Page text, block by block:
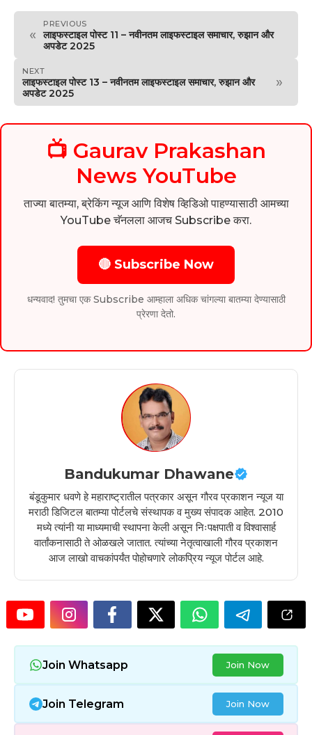
«
PREVIOUS
लाइफस्टाइल पोस्ट 11 – नवीनतम लाइफस्टाइल समाचार, रुझान और
अपडेट 2025
NEXT
लाइफस्टाइल पोस्ट 13 – नवीनतम लाइफस्टाइल समाचार, रुझान और
अपडेट 2025
»
📺 Gaurav Prakashan
News YouTube
ताज्या बातम्या, ब्रेकिंग न्यूज आणि विशेष व्हिडिओ पाहण्यासाठी आमच्या
YouTube चॅनलला आजच Subscribe करा.
🔴 Subscribe Now
धन्यवाद! तुमचा एक Subscribe आम्हाला अधिक चांगल्या बातम्या देण्यासाठी
प्रेरणा देतो.
Bandukumar Dhawane
बंडूकुमार धवणे हे महाराष्ट्रातील पत्रकार असून गौरव प्रकाशन न्यूज या
मराठी डिजिटल बातम्या पोर्टलचे संस्थापक व मुख्य संपादक आहेत. 2010
मध्ये त्यांनी या माध्यमाची स्थापना केली असून निःपक्षपाती व विश्वासार्ह
वार्तांकनासाठी ते ओळखले जातात. त्यांच्या नेतृत्वाखाली गौरव प्रकाशन
आज लाखो वाचकांपर्यंत पोहोचणारे लोकप्रिय न्यूज पोर्टल आहे.
Join Whatsapp Join Now
Join Telegram Join Now